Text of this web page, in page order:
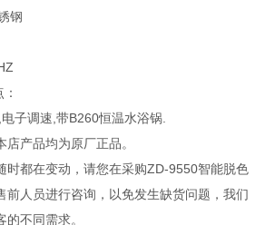
钢
子调速,带B260恒温水浴锅.
产品均为原厂正品。
时都在变动，请您在采购ZD-9550智能脱色
前人员进行咨询，以免发生缺货问题，我们
不同需求。